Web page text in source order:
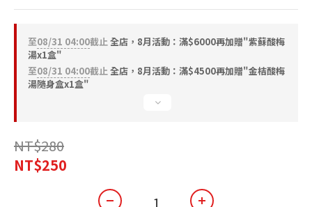
至08/31 04:00截止全店，8月活動：滿$6000再加贈"紫蘇酸梅
湯x1盒"
至08/31 04:00截止全店，8月活動：滿$4500再加贈"金桔酸梅
湯隨身盒x1盒"
NT$280
NT$250